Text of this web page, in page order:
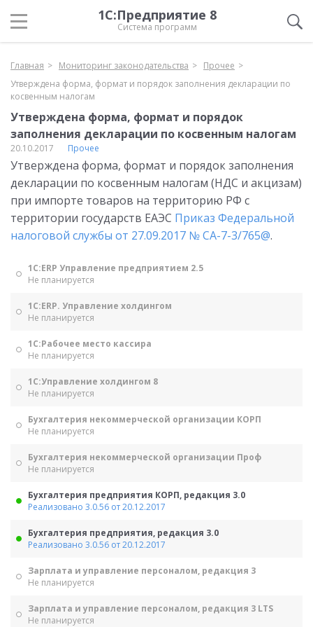
1С:Предприятие 8
Система программ
Главная Мониторинг законодательства
Прочее
Утверждена форма, формат и порядок заполнения декларации по
косвенным налогам
Утверждена форма, формат и порядок
заполнения декларации по косвенным налогам
20.10.2017 Прочее
Утверждена форма, формат и порядок заполнения
декларации по косвенным налогам (НДС и акцизам)
при импорте товаров на территорию РФ с
территории государств ЕАЭС Приказ Федеральной
налоговой службы от 27.09.2017 № СА-7-3/765@.
1С:ERP Управление предприятием 2.5
Не планируется
1С:ERP. Управление холдингом
Не планируется
1С:Рабочее место кассира
Не планируется
1С:Управление холдингом 8
Не планируется
Бухгалтерия некоммерческой организации КОРП
Не планируется
Бухгалтерия некоммерческой организации Проф
Не планируется
Бухгалтерия предприятия КОРП, редакция 3.0
Реализовано 3.0.56 от 20.12.2017
Бухгалтерия предприятия, редакция 3.0
Реализовано 3.0.56 от 20.12.2017
Зарплата и управление персоналом, редакция 3
Не планируется
Зарплата и управление персоналом, редакция 3 LTS
Не планируется